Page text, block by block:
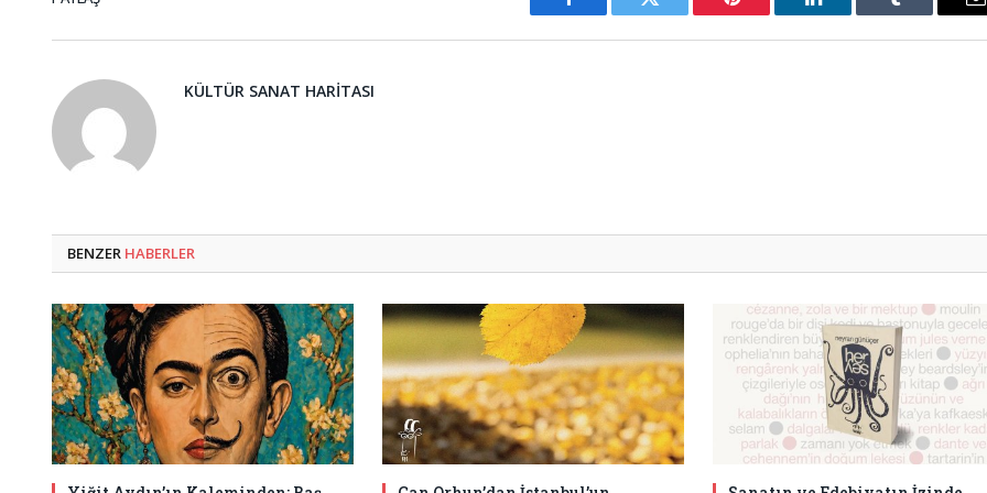
Facebook Twitter Pinterest LinkedIn Tumblr
KÜLTÜR SANAT HARITASI
BENZER HABERLER